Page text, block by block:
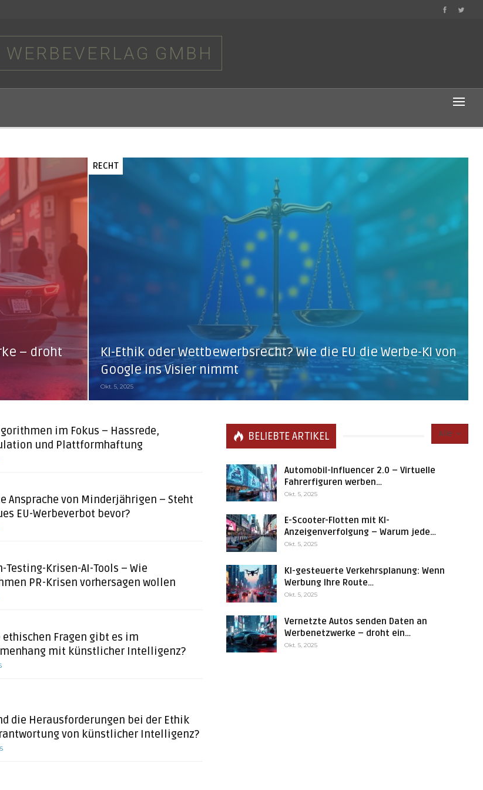
WERBEVERLAG GMBH
– droht
RECHT
KI-Ethik oder Wettbewerbsrecht? Wie die EU die Werbe-KI von
Google ins Visier nimmt
Okt. 5, 2025
im Fokus – Hassrede,
und Plattformhaftung
Ansprache von Minderjährigen – Steht
EU-Werbeverbot bevor?
Testing-Krisen-AI-Tools – Wie
PR-Krisen vorhersagen wollen
ethischen Fragen gibt es im
mit künstlicher Intelligenz?
die Herausforderungen bei der Ethik
von künstlicher Intelligenz?
Alle
BELIEBTE ARTIKEL
Automobil-Influencer 2.0 – Virtuelle
Fahrerfiguren werben…
Okt. 5, 2025
E-Scooter-Flotten mit KI-
Anzeigenverfolgung – Warum jede…
Okt. 5, 2025
KI-gesteuerte Verkehrsplanung: Wenn
Werbung Ihre Route…
Okt. 5, 2025
Vernetzte Autos senden Daten an
Werbenetzwerke – droht ein…
Okt. 5, 2025